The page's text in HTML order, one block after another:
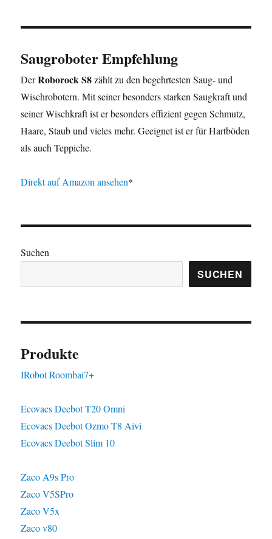
und
Saugroboter Empfehlung
DerRoborock S8zählt zu den begehrtesten Saug- und
Wischrobotern. Mit seiner besonders starken Saugkraft und
seiner Wischkraft ist er besonders effizient gegen Schmutz,
Haare, Staub und vieles mehr. Geeignet ist er für Hartböden
als auch Teppiche.
Direkt auf Amazon ansehen*
Suchen
SUCHEN
Produkte
IRobot Roombai7+
Ecovacs Deebot T20 Omni
Ecovacs Deebot Ozmo T8 Aivi
Ecovacs Deebot Slim 10
Zaco A9s Pro
Zaco V5SPro
Zaco V5x
Zaco v80